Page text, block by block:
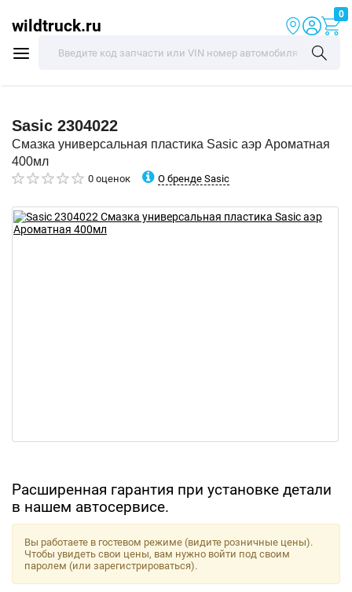
wildtruck.ru
0
Sasic 2304022
Смазка универсальная пластика Sasic аэр Ароматная
400мл
0 оценок О бренде Sasic
Расширенная гарантия при установке детали
в нашем автосервисе.
Вы работаете в гостевом режиме (видите розничные цены).
Чтобы увидеть свои цены, вам нужно войти под своим
паролем (или зарегистрироваться).